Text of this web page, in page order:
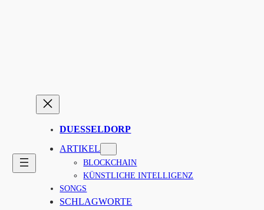
DUESSELDORP
ARTIKEL
BLOCKCHAIN
KÜNSTLICHE INTELLIGENZ
SONGS
SCHLAGWORTE